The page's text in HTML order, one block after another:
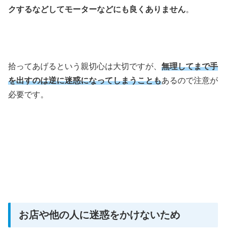
クするなどしてモーターなどにも良くありません。
拾ってあげるという親切心は大切ですが、 無理してまで手
を出すのは逆に迷惑になってしまうこともあるので注意が
必要です。
お店や他の人に迷惑をかけないため